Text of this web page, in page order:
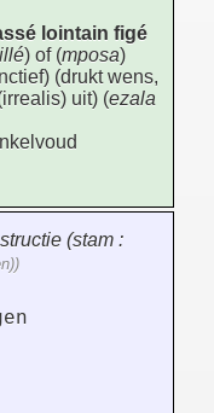
lointain figé
) of (mposa)
(drukt wens,
uit) (ezala
(stam :